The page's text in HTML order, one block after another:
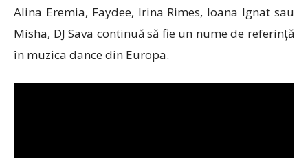
Alina Eremia, Faydee, Irina Rimes, Ioana Ignat sau
Misha, DJ Sava continuă să fie un nume de referință
în muzica dance din Europa.